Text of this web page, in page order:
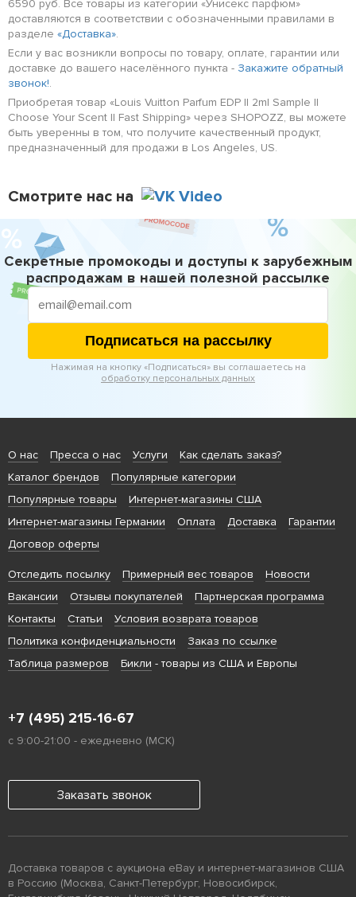
6590 руб. Все товары из категории «Унисекс парфюм»
доставляются в соответствии с обозначенными правилами в
разделе «Доставка».
Если у вас возникли вопросы по товару, оплате, гарантии или
доставке до вашего населённого пункта - Закажите обратный
звонок!.
Приобретая товар «Louis Vuitton Parfum EDP || 2ml Sample ||
Choose Your Scent || Fast Shipping» через SHOPOZZ, вы можете
быть уверенны в том, что получите качественный продукт,
предназначенный для продажи в Los Angeles, US.
Смотрите нас на
Секретные промокоды и доступы к зарубежным
распродажам в нашей полезной рассылке
Подписаться на рассылку
Нажимая на кнопку «Подписаться» вы соглашаетесь на
обработку персональных данных
О нас Пресса о нас Услуги
Как сделать заказ?
Каталог брендов
Популярные категории
Популярные товары
Интернет-магазины США
Интернет-магазины Германии
Оплата Доставка
Гарантии
Договор оферты
Отследить посылку Примерный вес товаров
Новости
Вакансии
Отзывы покупателей
Партнерская программа
Контакты
Статьи
Условия возврата товаров
Политика конфиденциальности
Заказ по ссылке
Таблица размеров
Бикли - товары из США и Европы
+7 (495) 215-16-67
с 9:00-21:00 - ежедневно (МСК)
Заказать звонок
Доставка товаров с аукциона eBay и интернет-магазинов США
в Россию (Москва, Санкт-Петербург, Новосибирск,